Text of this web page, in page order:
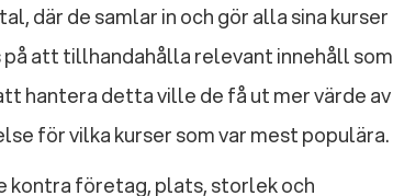
där de samlar in och gör alla sina kurser
att tillhandahålla relevant innehåll som
hantera detta ville de få ut mer värde av
för vilka kurser som var mest populära.
kontra företag, plats, storlek och